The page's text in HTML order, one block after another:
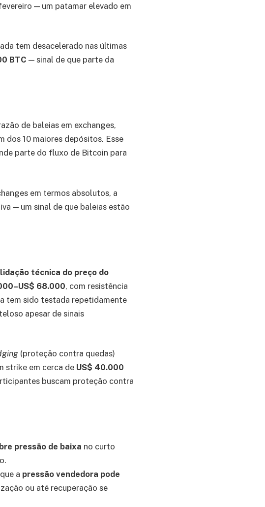
— um patamar elevado em
tem desacelerado nas últimas
BTC — sinal de que parte da
de baleias em exchanges,
dos 10 maiores depósitos. Esse
parte do fluxo de Bitcoin para
em termos absolutos, a
— um sinal de que baleias estão
técnica do preço do
68.000, com resistência
tem sido testada repetidamente
apesar de sinais
(proteção contra quedas)
strike em cerca de US$ 40.000
buscam proteção contra
pressão de baixa no curto
a pressão vendedora pode
ou até recuperação se